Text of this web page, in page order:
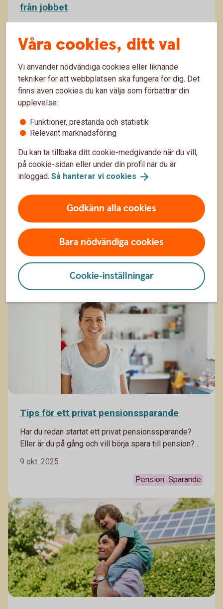
från jobbet
tjänstepension genom olika fondval? Och visste du
att du kan välja fonder som bidrar till en mer hållbar
utveckling i samhället? Har du anställda kan du även
låta dem göra skillnad. Häng med – vi förklarar hur
du kan påverka ditt pensionssparande.
Pension
Sparande
Växla lön mot pensionssparande
Att löneväxla är ett sätt att få en högre pension
genom att avstå en del av lönen nu. Löneväxlingen
görs på bruttolönen och innebär att man avstår lön nu
för att i stället ta ut när man gått i pension. Det
beskattas vid uttag. Läs mer om det kan vara något
för dig.
9 okt. 2025
Pension
Tips för ett privat pensionssparande
Har du redan startat ett privat pensionssparande?
Eller är du på gång och vill börja spara till pension?
av våra tips!
9 okt. 2025
Pension Sparande
Våra cookies, ditt val
Vi använder nödvändiga cookies eller liknande
tekniker för att webbplatsen ska fungera för dig. Det
finns även cookies du kan välja som förbättrar din
upplevelse:
Funktioner, prestanda och statistik
Relevant marknadsföring
Du kan ta tillbaka ditt cookie-medgivande när du vill,
på cookie-sidan eller under din profil när du är
inloggad. Så hanterar vi cookies .
Godkänn alla cookies
Bara nödvändiga cookies
Cookie-inställningar